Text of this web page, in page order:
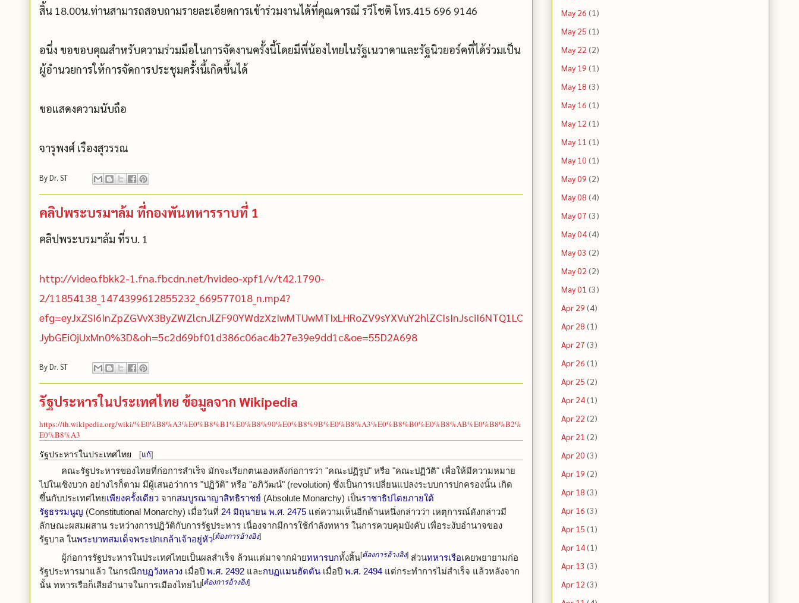
สิ้น 18.00น.ท่านสามารถสอบถามรายละเอียดการเข้าร่วมงานได้ที่คุณดารณี รวีโชติ โทร.415 696 9146
อนึ่ง ขอขอบคุณสำหรับความร่วมมือในการจัดงานครั้งนี้โดยมีพี่น้องไทยในรัฐเนวาดาและรัฐนิวยอร์คที่ได้ร่วมเป็น
ผู้อำนวยการให้การจัดการประชุมครั้งนี้เกิดขึ้นได้
ขอแสดงความนับถือ
จารุพงศ์ เรืองสุวรรณ
ByDr. ST
คลิปพระบรมฯล้ม ที่กองพันทหารราบที่ 1
คลิปพระบรมฯล้ม ที่รบ. 1
http://video.fbkk2-1.fna.fbcdn.net/hvideo-xpf1/v/t42.1790-
2/11854138_1474399612855232_669577018_n.mp4?
efg=eyJxZSI6InZpZGVvX3ByZWZlcnJlZF90YWdzXzIwMTUwMTIxLHRoZV9sYXVuY2hlZCIsInJsciI6NTQ1LC
JybGEiOjUxMn0%3D&oh=5c2d69bf01d386c06ac4b27e39e9dd1c&oe=55D2A698
ByDr. ST
รัฐประหารในประเทศไทย ข้อมูลจาก Wikipedia
https://th.wikipedia.org/wiki/%E0%B8%A3%E0%B8%B1%E0%B8%90%E0%B8%9B%E0%B8%A3%E0%B8%B0%E0%B8%AB%E0%B8%B2%
E0%B8%A3
รัฐประหารในประเทศไทย [แก้]
คณะรัฐประหารของไทยที่ก่อการสำเร็จ มักจะเรียกตนเองหลังก่อการว่า "คณะปฏิรูป" หรือ "คณะปฏิวัติ" เพื่อให้มีความหมาย
ไปในเชิงบวก อย่างไรก็ตาม มีผู้เสนอว่าการ "ปฏิวัติ" หรือ "อภิวัฒน์" (revolution) ซึ่งเป็นการเปลี่ยนแปลงระบบการปกครองนั้น เกิด
ขึ้นกับประเทศไทยเพียงครั้งเดียว จากสมบูรณาญาสิทธิราชย์ (Absolute Monarchy) เป็นราชาธิปไตยภายใต้
รัฐธรรมนูญ (Constitutional Monarchy) เมื่อวันที่ 24 มิถุนายน พ.ศ. 2475 แต่ความเห็นอีกด้านหนึ่งกล่าวว่า เหตุการณ์ดังกล่าวมี
ลักษณะผสมผสาน ระหว่างการปฏิวัติกับการรัฐประหาร เนื่องจากมีการใช้กำลังทหาร ในการควบคุมบังคับ เพื่อระงับอำนาจของ
รัฐบาล ในพระบาทสมเด็จพระปกเกล้าเจ้าอยู่หัว[ต้องการอ้างอิง]
ผู้ก่อการรัฐประหารในประเทศไทยเป็นผลสำเร็จ ล้วนแต่มาจากฝ่ายทหารบกทั้งสิ้น[ต้องการอ้างอิง] ส่วนทหารเรือเคยพยายามก่อ
รัฐประหารมาแล้ว ในกรณีกบฏวังหลวง เมื่อปี พ.ศ. 2492 และกบฏแมนฮัตตัน เมื่อปี พ.ศ. 2494 แต่กระทำการไม่สำเร็จ แล้วหลังจาก
นั้น ทหารเรือก็เสียอำนาจในการเมืองไทยไป [ต้องการอ้างอิง]
May 26 (1)
May 25 (1)
May 22 (2)
May 19 (1)
May 18 (3)
May 16 (1)
May 12 (1)
May 11 (1)
May 10 (1)
May 09 (2)
May 08 (4)
May 07 (3)
May 04(4)
May 03 (2)
May 02 (2)
May 01 (3)
Apr 29 (4)
Apr 28 (1)
Apr 27 (3)
Apr 26 (1)
Apr 25 (2)
Apr 24(1)
Apr 22 (2)
Apr 21 (2)
Apr 20 (3)
Apr 19 (2)
Apr 18 (3)
Apr 16 (3)
Apr 15 (1)
Apr 14(1)
Apr 13 (3)
Apr 12 (3)